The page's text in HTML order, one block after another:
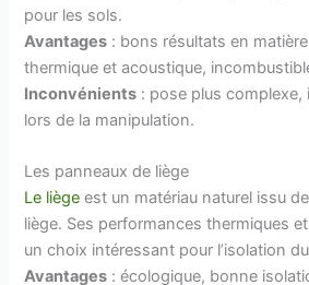
pour les sols.
Avantages : bons résultats en
thermique et acoustique,
Inconvénients : pose plus
lors de la manipulation.
Les panneaux de liège
Le liège est un matériau naturel issu
liège. Ses performances thermiques
un choix intéressant pour l’isolation
Avantages : écologique, bonne